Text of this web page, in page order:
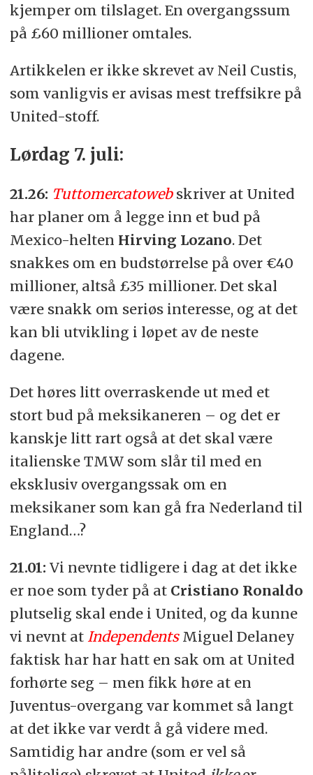
kjemper om tilslaget. En overgangssum
på £60 millioner omtales.
Artikkelen er ikke skrevet av Neil Custis,
som vanligvis er avisas mest treffsikre på
United-stoff.
Lørdag 7. juli:
21.26: Tuttomercatowebskriver at United
har planer om å legge inn et bud på
Mexico-helten Hirving Lozano. Det
snakkes om en budstørrelse på over €40
millioner, altså £35 millioner. Det skal
være snakk om seriøs interesse, og at det
kan bli utvikling i løpet av de neste
dagene.
Det høres litt overraskende ut med et
stort bud på meksikaneren – og det er
kanskje litt rart også at det skal være
italienske TMW som slår til med en
eksklusiv overgangssak om en
meksikaner som kan gå fra Nederland til
England…?
21.01: Vi nevnte tidligere i dag at det ikke
er noe som tyder på at Cristiano Ronaldo
plutselig skal ende i United, og da kunne
vi nevnt at IndependentsMiguel Delaney
faktisk har har hatt en sak om at United
forhørte seg – men fikk høre at en
Juventus-overgang var kommet så langt
at det ikke var verdt å gå videre med.
Samtidig har andre (som er vel så